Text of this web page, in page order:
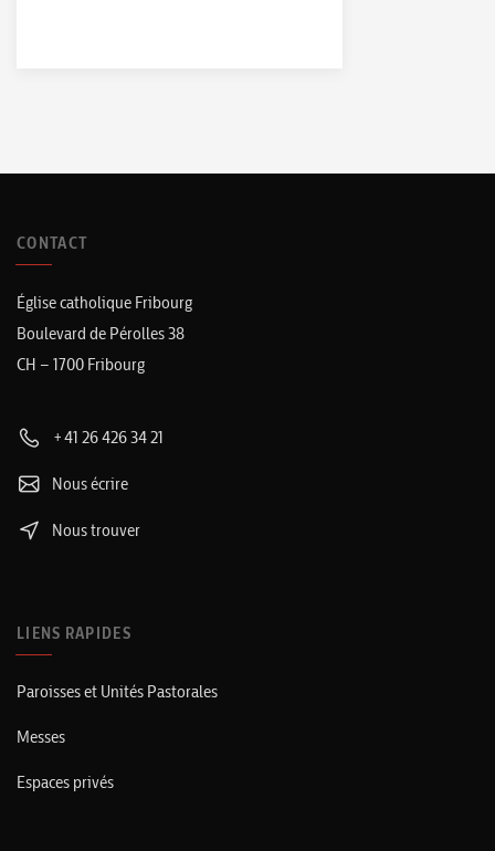
CONTACT
Église catholique Fribourg
Boulevard de Pérolles 38
CH – 1700 Fribourg
+41 26 426 34 21
Nous écrire
Nous trouver
LIENS RAPIDES
Paroisses et Unités Pastorales
Messes
Espaces privés